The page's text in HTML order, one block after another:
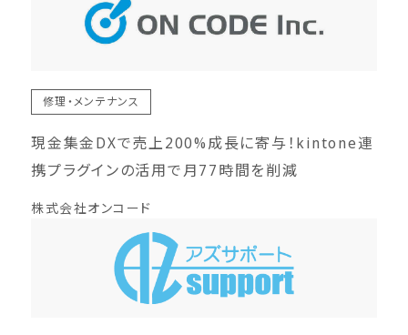
修理・メンテナンス
現金集金DXで売上200%成長に寄与！kintone連
携プラグインの活用で月77時間を削減
株式会社オンコード